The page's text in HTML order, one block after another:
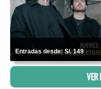
Entradas desde: S/. 149
VER